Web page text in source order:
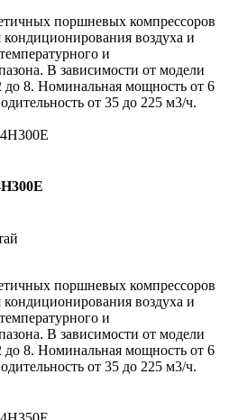
поршневых компрессоров
воздуха и
и
В зависимости от модели
до 8. Номинальная мощность от 6
от 35 до 225 м3/ч.
поршневых компрессоров
воздуха и
и
В зависимости от модели
до 8. Номинальная мощность от 6
от 35 до 225 м3/ч.